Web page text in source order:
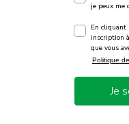
je peux me
En cliquant
inscription
que vous
Politique
Je